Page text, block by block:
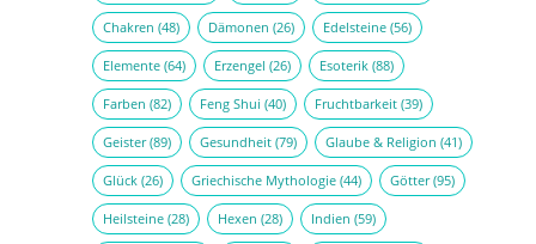
Chakren (48) Dämonen (26) Edelsteine(56)
Elemente(64) Erzengel (26) Esoterik(88)
Farben (82) Feng Shui (40) Fruchtbarkeit(39)
Geister(89) Gesundheit(79) Glaube & Religion (41)
Glück(26) Griechische Mythologie(44) Götter(95)
Heilsteine(28) Hexen (28) Indien (59)